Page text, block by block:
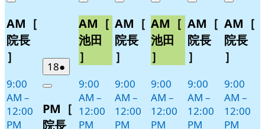
月
17
日
イ
Close
AM［
院長
］
9:00
AM –
12:00
PM
182026
年
月
18
●
件
イ
ベ
Close
PM［
院長
月
19
日
イ
ベ
ト)
Close
AM［
池田
］
9:00
AM –
12:00
PM
月
20
日
イ
ベ
ト)
Close
AM［
院長
］
9:00
AM –
12:00
PM
月
21
日
イ
ベ
ト)
Close
AM［
池田
］
9:00
AM –
12:00
PM
月
22
日
イ
ベ
ト)
Close
AM［
院長
］
9:00
AM –
12:00
PM
月
23
日
イ
Close
AM［
院長
］
9:00
AM –
12:00
PM